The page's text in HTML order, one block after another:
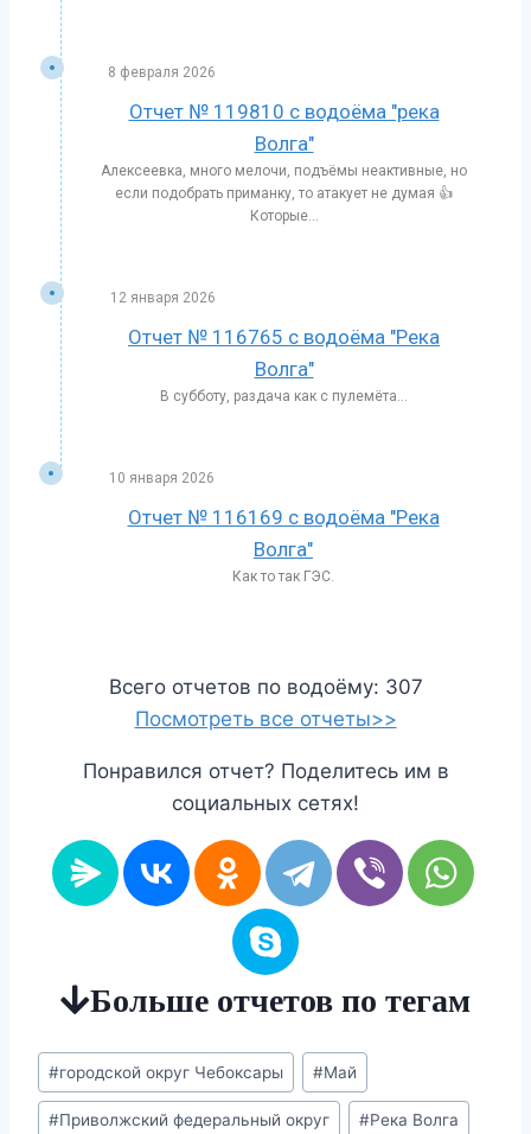
8 февраля 2026
Отчет № 119810 с водоёма "река
Волга"
Алексеевка, много мелочи, подъёмы неактивные, но
если подобрать приманку, то атакует не думая 👍
Которые...
12 января 2026
Отчет № 116765 с водоёма "Река
Волга"
В субботу, раздача как с пулемёта…
10 января 2026
Отчет № 116169 с водоёма "Река
Волга"
Как то так ГЭС.
Всего отчетов по водоёму: 307
Посмотреть все отчеты>>
Понравился отчет? Поделитесь им в
социальных сетях!
Больше отчетов по тегам
Метки
записи:
#городской округ Чебоксары #Май
#Приволжский федеральный округ #Река Волга